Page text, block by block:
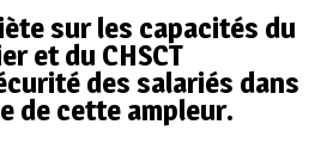
sur les capacités du
et du CHSCT
des salariés dans
de cette ampleur.